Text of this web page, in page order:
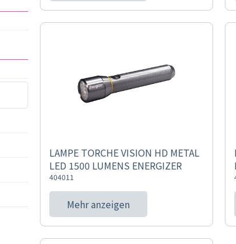
LAMPE TORCHE VISION HD METAL
LED 1500 LUMENS ENERGIZER
404011
Mehr anzeigen